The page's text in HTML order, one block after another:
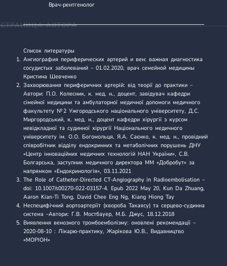
Врач-рентгенолог
СТРАНИЦА АВТОРА
Список литературы
Ангиография периферических артерий и вен: важная диагностика
сосудистых заболеваний– 01.02.2020, врач семейной медицины
Кристина Шевченко
Захворювання периферичних артерій: від теорії до практики–
Автори: П.О. Колесник, к. мед. н., доцент, завідувач кафедри
сімейної медицини та амбулаторної медичної допомоги медичного
факультету № 2 Ужгородського національного університету, Д.С.
Миргородський, к. мед. н., доцент кафедри хірургії з курсом
невідкладної та судинної хірургії Національного медичного
університету ім. О.О. Богомольця, Я.А. Саєнко, к. мед. н., провідний
співробітник відділу ендокринних та метаболічних порушень ДНУ
«Центр інноваційних медичних технологій НАН України», С.В.
Болгарська, заступник медичного директора ММ «Добробут» за
напрямком «Ендокринологія», 03.11.2021
The Role of Catheter-Directed CT-Angiography in Radioembolisation–
doi: 10.1007/s00270-022-03157-4. Epub 2022 May 20, Kun Da Zhuang,
Aaron Kian-Ti Tong, David Chee Eng Ng, Kiang Hiong Tay
Неспецифічний аортоартеріїт (хвороба Такаясу) та серцево-судинна
система –Автори: Г.В. Мостбауер, М.Б. Джус, 18.12.2018
Виявлення венозного тромбоемболізму: оновлені рекомендації–
2020-08-10 : Лікарю-практику, Жарікова Ю.В., Видавництво
«МОРІОН»